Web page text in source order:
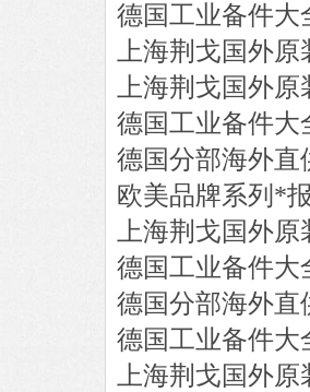
德国工业备件大
上海荆戈国外
上海荆戈国外
德国工业备件大
德国分部海外直
欧美品牌系列*
上海荆戈国外
德国工业备件大
德国分部海外直
德国工业备件大
上海荆戈国外